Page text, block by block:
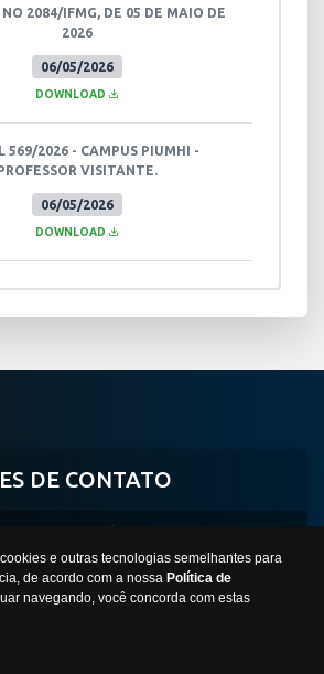
e outras tecnologias semelhantes para
de acordo com a nossa Política de
navegando, você concorda com estas
06/05/2026
2084/IFMG, DE 05 DE MAIO DE
2026
DOWNLOAD
06/05/2026
569/2026 - CAMPUS PIUMHI -
VISITANTE.
DOWNLOAD
DE CONTATO
MG -CEP:30575-180